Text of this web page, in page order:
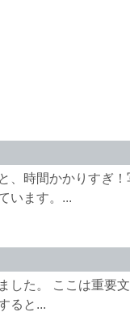
、時間かかりすぎ
います。...
した。 ここは重要
ると...